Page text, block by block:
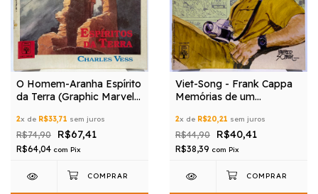
O Homem-Aranha Espírito
da Terra (Graphic Marvel
2x de R$33,71 sem juros
R$74,90 R$67,41
R$64,04 com Pix
Viet-Song - Frank Cappa
Memórias de um
Novel N° 22)
2x de R$20,21 sem juros
R$44,90 R$40,41
R$38,39 com Pix